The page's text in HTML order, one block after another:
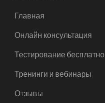
Главная
Онлайн консультация
Тестирование бесплатно
Тренинги и вебинары
Отзывы